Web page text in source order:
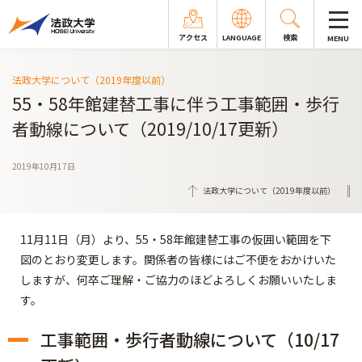
アクセス LANGUAGE 検索 MENU
法政大学について（2019年度以前）
55・58年館建替工事に伴う工事範囲・歩行
者動線について（2019/10/17更新）
2019年10月17日
法政大学について（2019年度以前）
11月11日（月）より、55・58年館建替工事の仮囲い範囲を下
図のとおり変更します。関係者の皆様にはご不便をおかけいた
しますが、何卒ご理解・ご協力のほどよろしくお願いいたしま
す。
工事範囲・歩行者動線について（10/17